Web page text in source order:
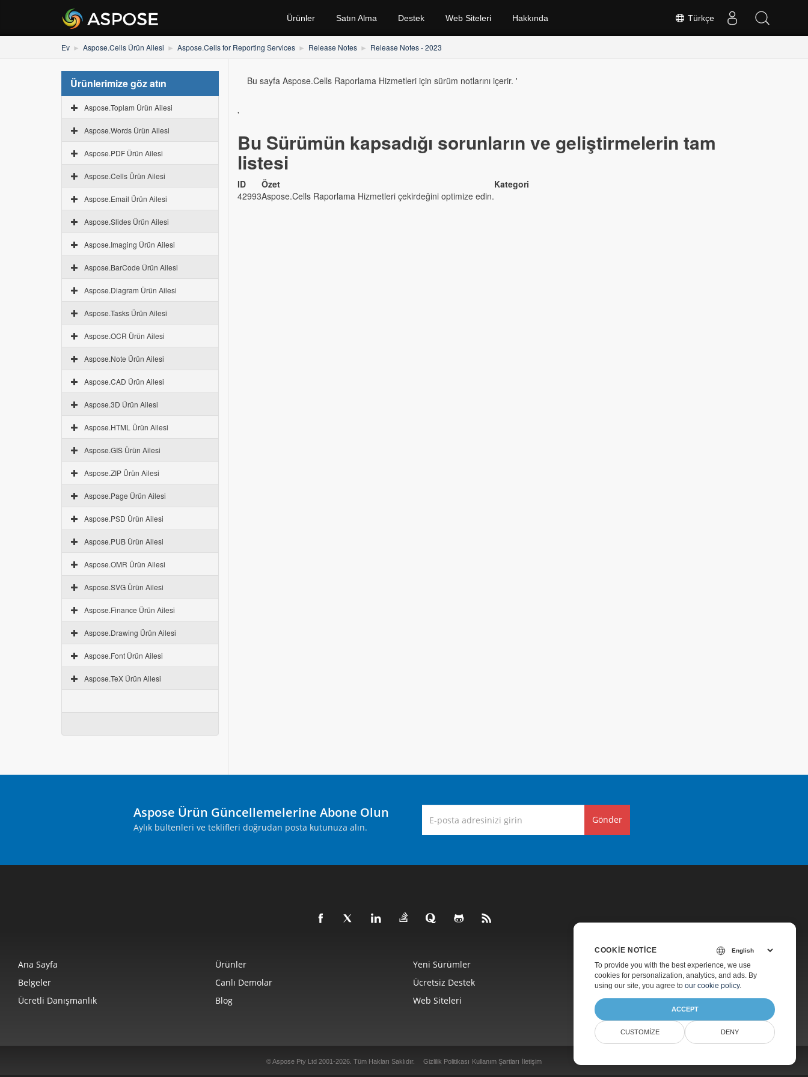
Türkçe
Ürünler Satın Alma Destek Web Siteleri Hakkında
Ev Aspose.Cells Ürün Ailesi Aspose.Cells for Reporting Services Release Notes Release Notes - 2023
Ürünlerimize göz atın
Aspose.Toplam Ürün Ailesi
Aspose.Words Ürün Ailesi
Aspose.PDF Ürün Ailesi
Aspose.Cells Ürün Ailesi
Aspose.Email Ürün Ailesi
Aspose.Slides Ürün Ailesi
Aspose.Imaging Ürün Ailesi
Aspose.BarCode Ürün Ailesi
Aspose.Diagram Ürün Ailesi
Aspose.Tasks Ürün Ailesi
Aspose.OCR Ürün Ailesi
Aspose.Note Ürün Ailesi
Aspose.CAD Ürün Ailesi
Aspose.3D Ürün Ailesi
Aspose.HTML Ürün Ailesi
Aspose.GIS Ürün Ailesi
Aspose.ZIP Ürün Ailesi
Aspose.Page Ürün Ailesi
Aspose.PSD Ürün Ailesi
Aspose.PUB Ürün Ailesi
Aspose.OMR Ürün Ailesi
Aspose.SVG Ürün Ailesi
Aspose.Finance Ürün Ailesi
Aspose.Drawing Ürün Ailesi
Aspose.Font Ürün Ailesi
Aspose.TeX Ürün Ailesi
Bu sayfa Aspose.Cells Raporlama Hizmetleri için sürüm notlarını içerir. '
'
Bu Sürümün kapsadığı sorunların ve geliştirmelerin tam
listesi
ID Özet
Kategori
42993Aspose.Cells Raporlama Hizmetleri çekirdeğini optimize edin.
Aspose Ürün Güncellemelerine Abone Olun
Aylık bültenleri ve teklifleri doğrudan posta kutunuza alın.
Gönder
Ana Sayfa Ürünler Yeni Sürümler
Fiyatlandırma
Belgeler
Canlı Demolar Ücretsiz Destek
Ücretli Destek
Ücretli Danışmanlık
Blog Web Siteleri Hakkında
© Aspose Pty Ltd 2001-2026. Tüm Hakları Saklıdır. Gizlilik Politikası Kullanım Şartları İletişim
COOKIE NOTICE
To provide you with the best experience, we use
cookies for personalization, analytics, and ads. By
using our site, you agree to our cookie policy.
ACCEPT
CUSTOMIZE DENY